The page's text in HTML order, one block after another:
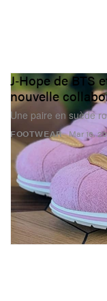
FOOTWEAR
J‑Hope de BTS
nouvelle
Une paire en suède
Mar 16,